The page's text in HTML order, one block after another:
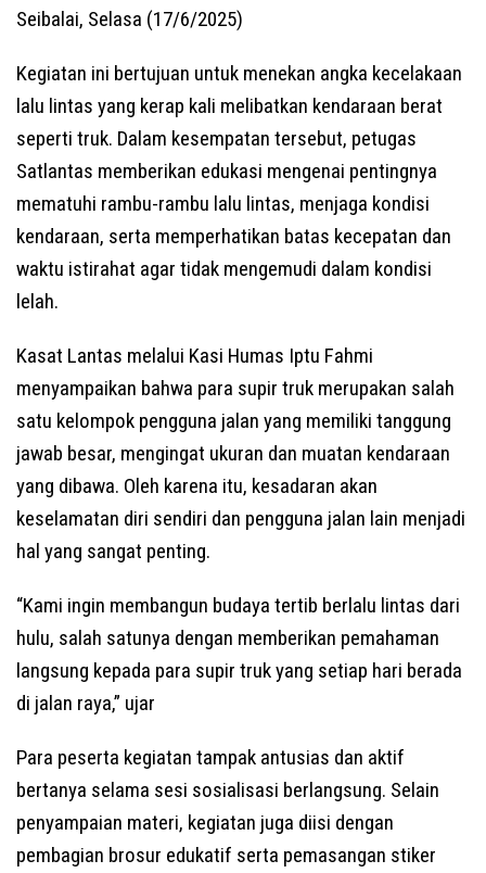
Seibalai, Selasa (17/6/2025)
Kegiatan ini bertujuan untuk menekan angka kecelakaan
lalu lintas yang kerap kali melibatkan kendaraan berat
seperti truk. Dalam kesempatan tersebut, petugas
Satlantas memberikan edukasi mengenai pentingnya
mematuhi rambu-rambu lalu lintas, menjaga kondisi
kendaraan, serta memperhatikan batas kecepatan dan
waktu istirahat agar tidak mengemudi dalam kondisi
lelah.
Kasat Lantas melalui Kasi Humas Iptu Fahmi
menyampaikan bahwa para supir truk merupakan salah
satu kelompok pengguna jalan yang memiliki tanggung
jawab besar, mengingat ukuran dan muatan kendaraan
yang dibawa. Oleh karena itu, kesadaran akan
keselamatan diri sendiri dan pengguna jalan lain menjadi
hal yang sangat penting.
“Kami ingin membangun budaya tertib berlalu lintas dari
hulu, salah satunya dengan memberikan pemahaman
langsung kepada para supir truk yang setiap hari berada
di jalan raya,” ujar
Para peserta kegiatan tampak antusias dan aktif
bertanya selama sesi sosialisasi berlangsung. Selain
penyampaian materi, kegiatan juga diisi dengan
pembagian brosur edukatif serta pemasangan stiker